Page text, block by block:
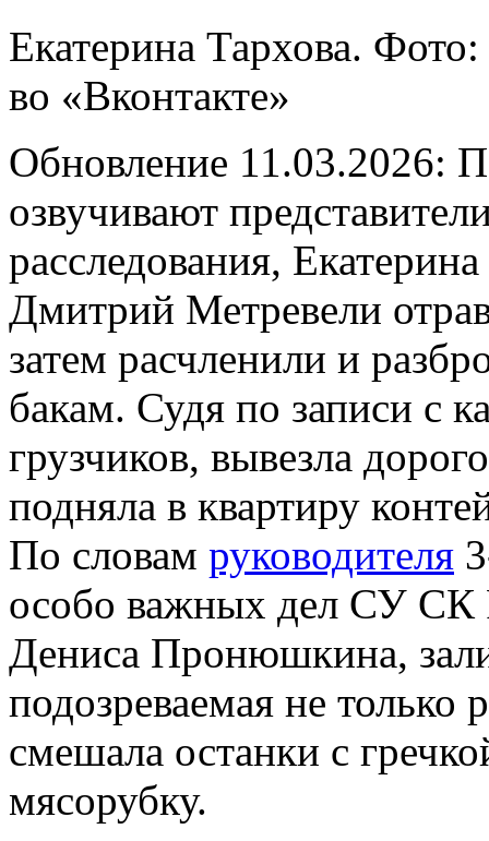
Екатерина Тархова.
во «Вконтакте»
Обновление 11.03.2026:
озвучивают
расследования,
Дмитрий Метревели
затем расчленили и
бакам. Судя по записи с
грузчиков, вывезла
подняла в квартиру
По словам руководителя
особо важных дел СУ СК
Дениса Пронюшкина,
подозреваемая не
смешала останки с
мясорубку.